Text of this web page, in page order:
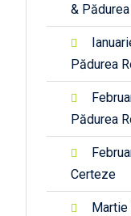
&
Pădurea
Pădurea
Certeze
Martie